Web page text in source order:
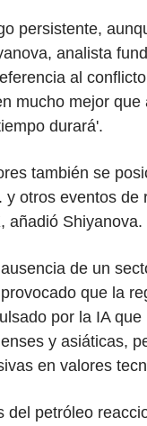
persistente,
analista
al
mucho mejor
durará'.
también se
y otros eventos de
añadió Shiyanova.
de un
que la
por la IA
y asiáticas,
en valores
del petróleo